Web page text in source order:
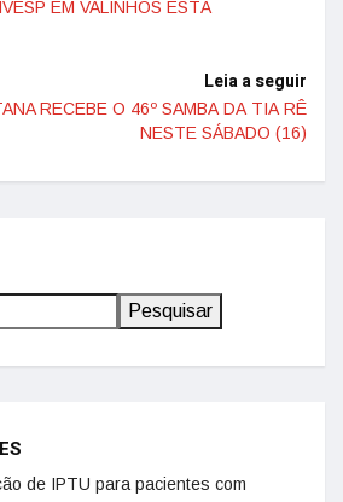
EM VALINHOS ESTÁ
Leia a seguir
RECEBE O 46º SAMBA DA TIA RÊ
NESTE SÁBADO (16)
Pesquisar
de IPTU para pacientes com